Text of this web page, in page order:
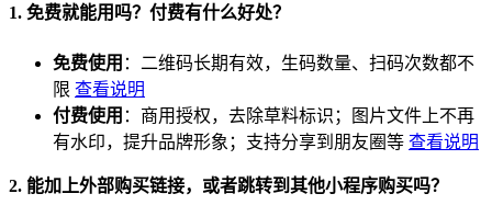
1. 免费就能用吗？付费有什么好处？
免费使用 ：二维码长期有效，生码数量、扫码次数都不
限 查看说明
付费使用 ：商用授权，去除草料标识；图片文件上不再
有水印，提升品牌形象；支持分享到朋友圈等 查看说明
2. 能加上外部购买链接，或者跳转到其他小程序购买吗？